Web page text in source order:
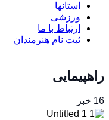
استانها
ورزشی
ارتباط با ما
ثبت نام هنرمندان
راهپیمایی
16 خبر